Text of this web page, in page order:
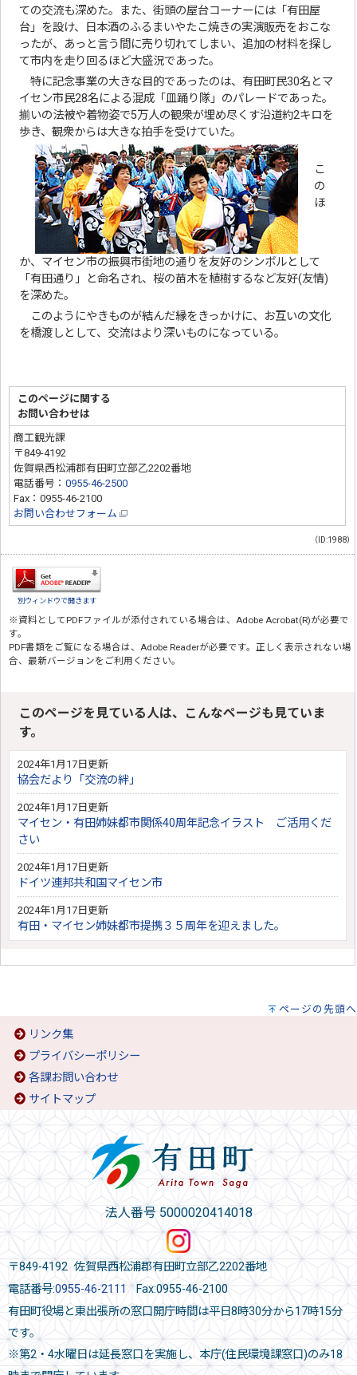
ての交流も深めた。また、街頭の屋台コーナーには「有田屋
台」を設け、日本酒のふるまいやたこ焼きの実演販売をおこな
ったが、あっと言う間に売り切れてしまい、追加の材料を探し
て市内を走り回るほど大盛況であった。
特に記念事業の大きな目的であったのは、有田町民30名とマ
イセン市民28名による混成「皿踊り隊」のパレードであった。
揃いの法被や着物姿で5万人の観衆が埋め尽くす沿道約2キロを
歩き、観衆からは大きな拍手を受けていた。
こ
の
ほ
か、マイセン市の振興市街地の通りを友好のシンボルとして
「有田通り」と命名され、桜の苗木を植樹するなど友好(友情)
を深めた。
このようにやきものが結んだ縁をきっかけに、お互いの文化
を橋渡しとして、交流はより深いものになっている。
このページに関する
お問い合わせは
商工観光課
〒849-4192
佐賀県西松浦郡有田町立部乙2202番地
電話番号：0955-46-2500
Fax：0955-46-2100
お問い合わせフォーム
（ID:1988）
別ウィンドウで開きます
※資料としてPDFファイルが添付されている場合は、 Adobe Acrobat(R)が必要で
す。
PDF書類をご覧になる場合は、 Adobe Readerが必要です。正しく表示されない場
合、最新バージョンをご利用ください。
このページを見ている人は、こんなページも見ていま
す。
2024年1月17日更新
協会だより「交流の絆」
2024年1月17日更新
マイセン・有田姉妹都市関係40周年記念イラスト ご活用くだ
さい
2024年1月17日更新
ドイツ連邦共和国マイセン市
2024年1月17日更新
有田・マイセン姉妹都市提携３５周年を迎えました。
ページの先頭へ
リンク集
プライバシーポリシー
各課お問い合わせ
サイトマップ
法人番号 5000020414018
〒849-4192 佐賀県西松浦郡有田町立部乙2202番地
電話番号:0955-46-2111 Fax:0955-46-2100
有田町役場と東出張所の窓口開庁時間は平日8時30分から17時15分
です。
※第2・4水曜日は延長窓口を実施し、本庁(住民環境課窓口)のみ18